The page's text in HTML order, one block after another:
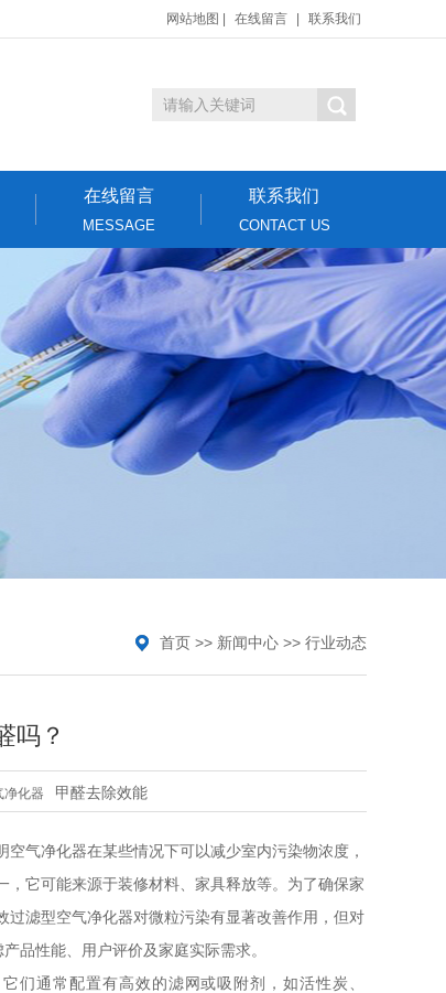
网站地图 在线留言 联系我们
在线留言
MESSAGE
联系我们
CONTACT US
首页 >> 新闻中心 >> 行业动态
吗？
净化器 甲醛去除效能
气净化器在某些情况下可以减少室内污染物浓度，
它可能来源于装修材料、家具释放等。为了确保家
滤型空气净化器对微粒污染有显著改善作用，但对
品性能、用户评价及家庭实际需求。
们通常配置有高效的滤网或吸附剂，如活性炭、